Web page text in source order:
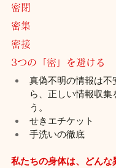
密閉
密集
密接
3つの「密」を避ける
真偽不明の情報は不
ら、正しい情報収集
う。
せきエチケット
手洗いの徹底
私たちの身体は、どんな